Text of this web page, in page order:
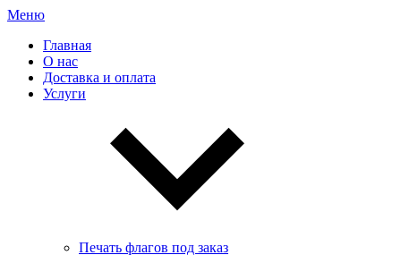
Меню
Главная
О нас
Доставка и оплата
Услуги
Печать флагов под заказ